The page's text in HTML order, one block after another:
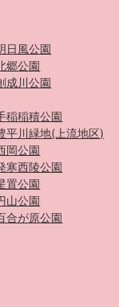
日風公園
郷公園
成川公園
稲稲積公園
平川緑地(上流地区)
岡公園
寒西陵公園
置公園
山公園
合が原公園